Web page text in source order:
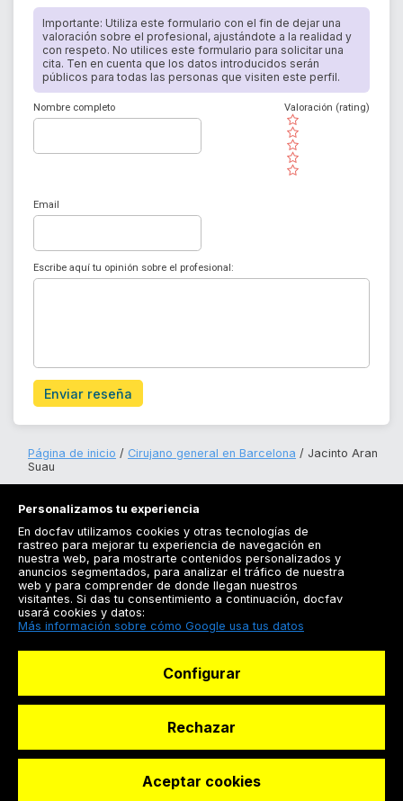
Importante: Utiliza este formulario con el fin de dejar una
valoración sobre el profesional, ajustándote a la realidad y
con respeto. No utilices este formulario para solicitar una
cita. Ten en cuenta que los datos introducidos serán
públicos para todas las personas que visiten este perfil.
Nombre completo
( )
( )
( )
( )
( )
Valoración (rating)
Email
Escribe aquí tu opinión sobre el profesional:
Enviar reseña
Página de inicio Cirujano general en Barcelona
Jacinto Aran
Suau
Registrarse
Docfav
© Dashboard Technologies S.L
Personalizamos tu experiencia
En docfav utilizamos cookies y otras tecnologías de
rastreo para mejorar tu experiencia de navegación en
nuestra web, para mostrarte contenidos personalizados y
anuncios segmentados, para analizar el tráfico de nuestra
web y para comprender de donde llegan nuestros
visitantes. Si das tu consentimiento a continuación, docfav
usará cookies y datos:
Más información sobre cómo Google usa tus datos
Configurar
Rechazar
Aceptar cookies